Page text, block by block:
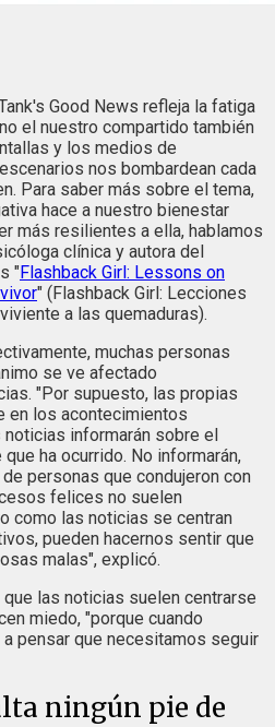
Good News refleja la fatiga
el nuestro compartido también
y los medios de
nos bombardean cada
Para saber más sobre el tema,
hace a nuestro bienestar
más resilientes a ella, hablamos
clínica y autora del
"Flashback Girl: Lessons on
" (Flashback Girl: Lecciones
a las quemaduras).
muchas personas
se ve afectado
"Por supuesto, las propias
en los acontecimientos
informarán sobre el
ha ocurrido. No informarán,
personas que condujeron con
felices no suelen
como las noticias se centran
pueden hacernos sentir que
malas", explicó.
las noticias suelen centrarse
miedo, "porque cuando
pensar que necesitamos seguir
ningún pie de